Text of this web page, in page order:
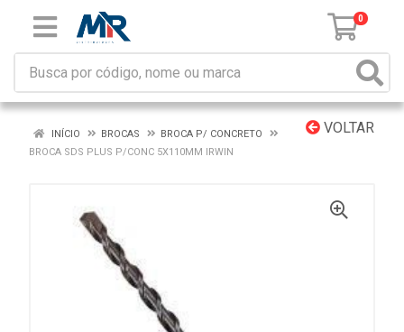
0
VOLTAR
INÍCIO BROCAS
BROCA P/ CONCRETO
BROCA SDS PLUS P/CONC 5X110MM IRWIN